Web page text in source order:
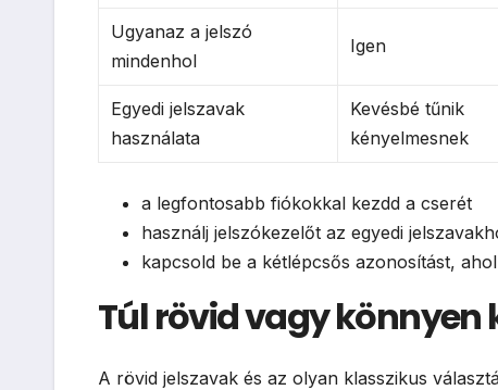
Ugyanaz a jelszó
mindenhol
Igen
Egyedi jelszavak
használata
Kevésbé tűnik
kényelmesnek
a legfontosabb fiókokkal kezdd a cserét
használj jelszókezelőt az egyedi
kapcsold be a kétlépcsős azonosítást,
Túl rövid vagy
A rövid jelszavak és az olyan klasszikus